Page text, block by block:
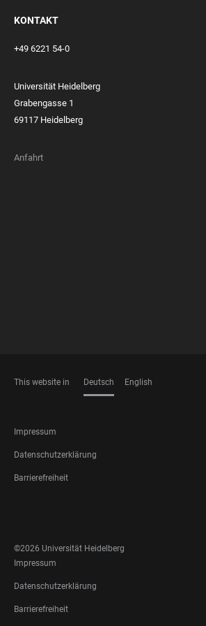
KONTAKT
+49 6221 54-0
Universität Heidelberg
Grabengasse 1
69117 Heidelberg
Anfahrt
This website in Deutsch English
FOOTER
LEGAL
Impressum
Datenschutzerklärung
Barrierefreiheit
MEDIA
©2026 Universität Heidelberg
FOOTER
LEGAL
Impressum
Datenschutzerklärung
Barrierefreiheit